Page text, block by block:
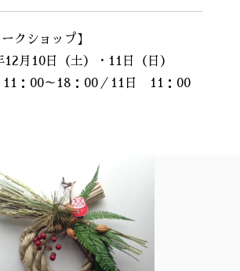
クショップ】
12月10日（土）・11日（日）
：00～18：00／11日 11：00